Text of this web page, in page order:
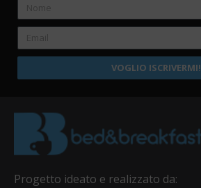
VOGLIO ISCRIVERMI!
Progetto ideato e realizzato da: